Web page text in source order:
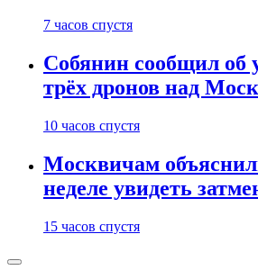
7 часов спустя
Собянин сообщил об
трёх дронов над
10 часов спустя
Москвичам
неделе увидеть
15 часов спустя